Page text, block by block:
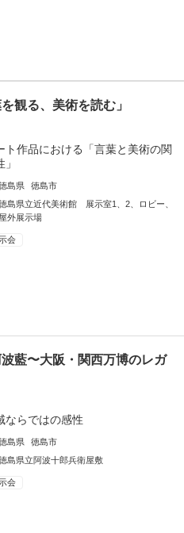
観る、美術を読む」
ト作品における「言葉と美術の関
島県
徳島市
島県立近代美術館 展示室1、2、ロビー、
屋外展示場
会
藍〜大阪・関西万博のレガ
ならではの感性
島県
徳島市
島県立阿波十郎兵衛屋敷
会